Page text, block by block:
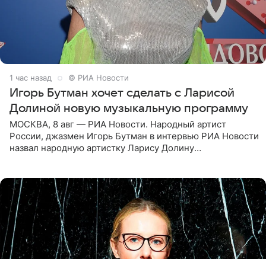
1 час назад © РИА Новости
Игорь Бутман хочет сделать с Ларисой
Долиной новую музыкальную программу
МОСКВА, 8 авг — РИА Новости. Народный артист
России, джазмен Игорь Бутман в интервью РИА Новости
назвал народную артистку Ларису Долину